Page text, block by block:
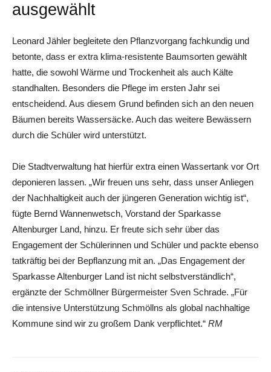
ausgewählt
Leonard Jähler begleitete den Pflanzvorgang fachkundig und
betonte, dass er extra klima-resistente Baumsorten gewählt
hatte, die sowohl Wärme und Trockenheit als auch Kälte
standhalten. Besonders die Pflege im ersten Jahr sei
entscheidend. Aus diesem Grund befinden sich an den neuen
Bäumen bereits Wassersäcke. Auch das weitere Bewässern
durch die Schüler wird unterstützt.
Die Stadtverwaltung hat hierfür extra einen Wassertank vor Ort
deponieren lassen. „Wir freuen uns sehr, dass unser Anliegen
der Nachhaltigkeit auch der jüngeren Generation wichtig ist“,
fügte Bernd Wannenwetsch, Vorstand der Sparkasse
Altenburger Land, hinzu. Er freute sich sehr über das
Engagement der Schülerinnen und Schüler und packte ebenso
tatkräftig bei der Bepflanzung mit an. „Das Engagement der
Sparkasse Altenburger Land ist nicht selbstverständlich“,
ergänzte der Schmöllner Bürgermeister Sven Schrade. „Für
die intensive Unterstützung Schmöllns als global nachhaltige
Kommune sind wir zu großem Dank verpflichtet.“ RM